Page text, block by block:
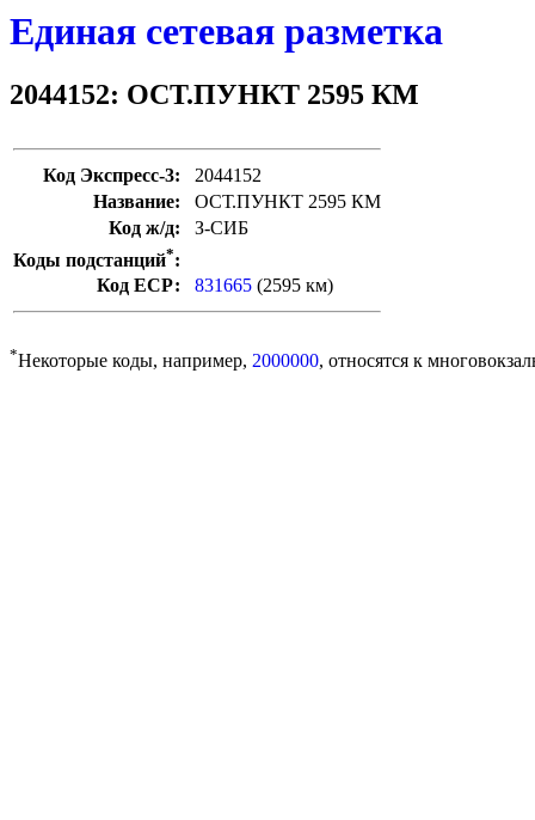
Единая сетевая разметка
2044152: ОСТ.ПУНКТ 2595 КМ
Код Экспресс-3:
2044152
Название:
ОСТ.ПУНКТ 2595 КМ
Код ж/д:
З-СИБ
Коды подстанций*:
Код ЕСР:
831665 (2595 км)
*Некоторые коды, например, 2000000, относятся к